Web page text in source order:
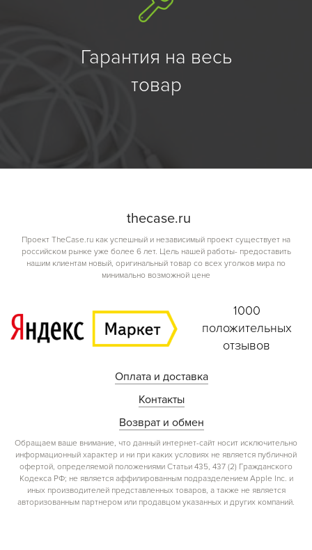
Гарантия на весь
товар
thecase.ru
Проект TheCase.ru как успешный и независимый проект существует на
российском рынке уже более 6 лет. Цель нашей работы- предоставить
нашим клиентам новый, оригинальный товар со всех уголков мира по
минимально возможной цене
1000
положительных
отзывов
Оплата и доставка
Контакты
Возврат и обмен
Обращаем ваше внимание, что данный интернет-сайт носит исключительно
информационный характер и ни при каких условиях не является публичной
офертой, определяемой положениями Статьи 435, 437 (2) Гражданского
Кодекса РФ; не является аффилированным подразделением Apple Inc. и
иных производителей представленных товаров, а также не является
авторизованным партнером или продавцом указанных и других компаний.